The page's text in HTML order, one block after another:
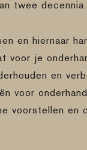
twee
en hiernaar
voor je
en
voor
voorstellen en